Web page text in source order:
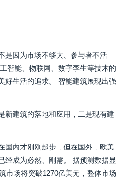
是因为市场不够大、参与者不活
智能、物联网、数字孪生等技术的
好生活的追求。 智能建筑展现出强
新建筑的落地和应用，二是现有建
国内才刚刚起步，但在国外，欧美
经成为必然、刚需。 据预测数据显
市场将突破1270亿美元，整体市场